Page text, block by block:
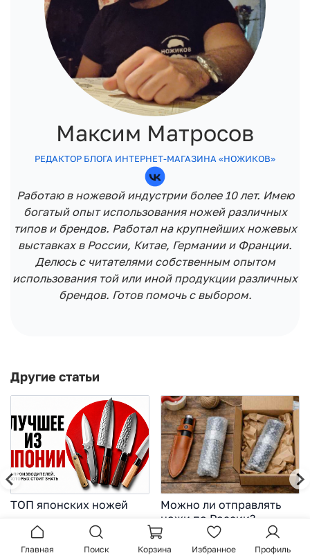
Максим Матросов
РЕДАКТОР БЛОГА ИНТЕРНЕТ-МАГАЗИНА «НОЖИКОВ»
Работаю в ножевой индустрии более 10 лет. Имею
богатый опыт использования ножей различных
типов и брендов. Работал на крупнейших ножевых
выставках в России, Китае, Германии и Франции.
Делюсь с читателями собственным опытом
использования той или иной продукции различных
брендов. Готов помочь с выбором.
Другие статьи
ТОП японских ножей
Японские ножи давно стали
эталоном качества, но за
Можно ли отправлять
ножи по России?
Вы нашли идеальный клинок - и
тут всплывает странная
Главная Поиск Корзина Избранное Профиль